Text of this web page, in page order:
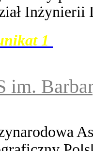
Inżynierii
1